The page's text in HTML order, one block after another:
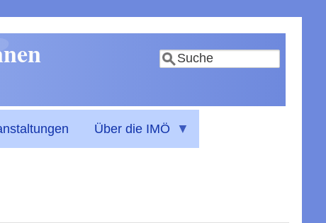
Suche
Über die IMÖ